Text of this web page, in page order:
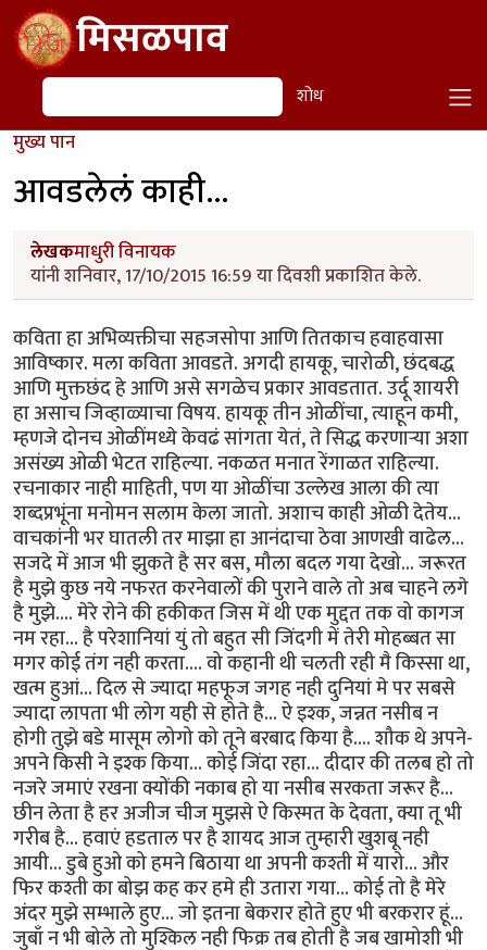
Skip to main contentमिसळपाव
शोध शोध
मुख्य पान
आवडलेलं काही...
लेखकमाधुरी विनायक
यांनी शनिवार, 17/10/2015 16:59 या दिवशी प्रकाशित केले.
कविता हा अभिव्यक्तीचा सहजसोपा आणि तितकाच हवाहवासा
आविष्कार. मला कविता आवडते. अगदी हायकू, चारोळी, छंदबद्ध
आणि मुक्तछंद हे आणि असे सगळेच प्रकार आवडतात. उर्दू शायरी
हा असाच जिव्हाळ्याचा विषय. हायकू तीन ओळींचा, त्याहून कमी,
म्हणजे दोनच ओळींमध्ये केवढं सांगता येतं, ते सिद्ध करणाऱ्या अशा
असंख्य ओळी भेटत राहिल्या. नकळत मनात रेंगाळत राहिल्या.
रचनाकार नाही माहिती, पण या ओळींचा उल्लेख आला की त्या
शब्दप्रभूंना मनोमन सलाम केला जातो. अशाच काही ओळी देतेय...
वाचकांनी भर घातली तर माझा हा आनंदाचा ठेवा आणखी वाढेल...
सजदे में आज भी झुकते है सर बस, मौला बदल गया देखो... जरूरत
है मुझे कुछ नये नफरत करनेवालों की पुराने वाले तो अब चाहने लगे
है मुझे.... मेरे रोने की हकीकत जिस में थी एक मुद्दत तक वो कागज
नम रहा... है परेशानियां युं तो बहुत सी जिंदगी में तेरी मोहब्बत सा
मगर कोई तंग नही करता.... वो कहानी थी चलती रही मै किस्सा था,
खत्म हुआं... दिल से ज्यादा महफूज जगह नही दुनियां मे पर सबसे
ज्यादा लापता भी लोग यही से होते है... ऐ इश्क, जन्नत नसीब न
होगी तुझे बडे मासूम लोगो को तूने बरबाद किया है.... शौक थे अपने-
अपने किसी ने इश्क किया... कोई जिंदा रहा... दीदार की तलब हो तो
नजरे जमाएं रखना क्योंकी नकाब हो या नसीब सरकता जरूर है...
छीन लेता है हर अजीज चीज मुझसे ऐ किस्मत के देवता, क्या तू भी
गरीब है... हवाएं हडताल पर है शायद आज तुम्हारी खुशबू नही
आयी... डुबे हुओ को हमने बिठाया था अपनी कश्ती में यारो... और
फिर कश्ती का बोझ कह कर हमे ही उतारा गया... कोई तो है मेरे
अंदर मुझे सम्भाले हुए... जो इतना बेकरार होते हुए भी बरकरार हूं...
जुबाँ न भी बोले तो मुश्किल नही फिक्र तब होती है जब खामोशी भी